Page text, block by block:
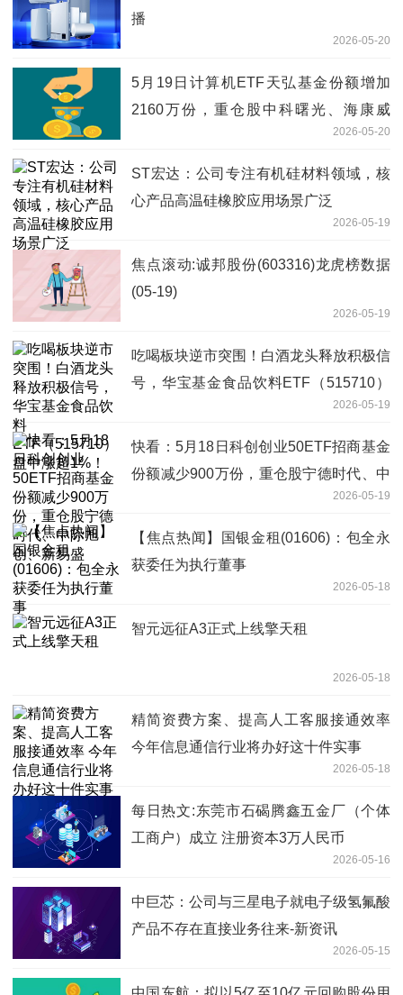
播
2026-05-20
5月19日计算机ETF天弘基金份额增加
2160万份，重仓股中科曙光、海康威
2026-05-20
ST宏达：公司专注有机硅材料领域，核
心产品高温硅橡胶应用场景广泛
2026-05-19
焦点滚动:诚邦股份(603316)龙虎榜数据
(05-19)
2026-05-19
吃喝板块逆市突围！白酒龙头释放积极信
号，华宝基金食品饮料ETF（515710）
2026-05-19
快看：5月18日科创创业50ETF招商基金
份额减少900万份，重仓股宁德时代、中
2026-05-19
【焦点热闻】国银金租(01606)：包全永
获委任为执行董事
2026-05-18
智元远征A3正式上线擎天租
2026-05-18
精简资费方案、提高人工客服接通效率
今年信息通信行业将办好这十件实事
2026-05-18
每日热文:东莞市石碣腾鑫五金厂（个体
工商户）成立 注册资本3万人民币
2026-05-16
中巨芯：公司与三星电子就电子级氢氟酸
产品不存在直接业务往来-新资讯
2026-05-15